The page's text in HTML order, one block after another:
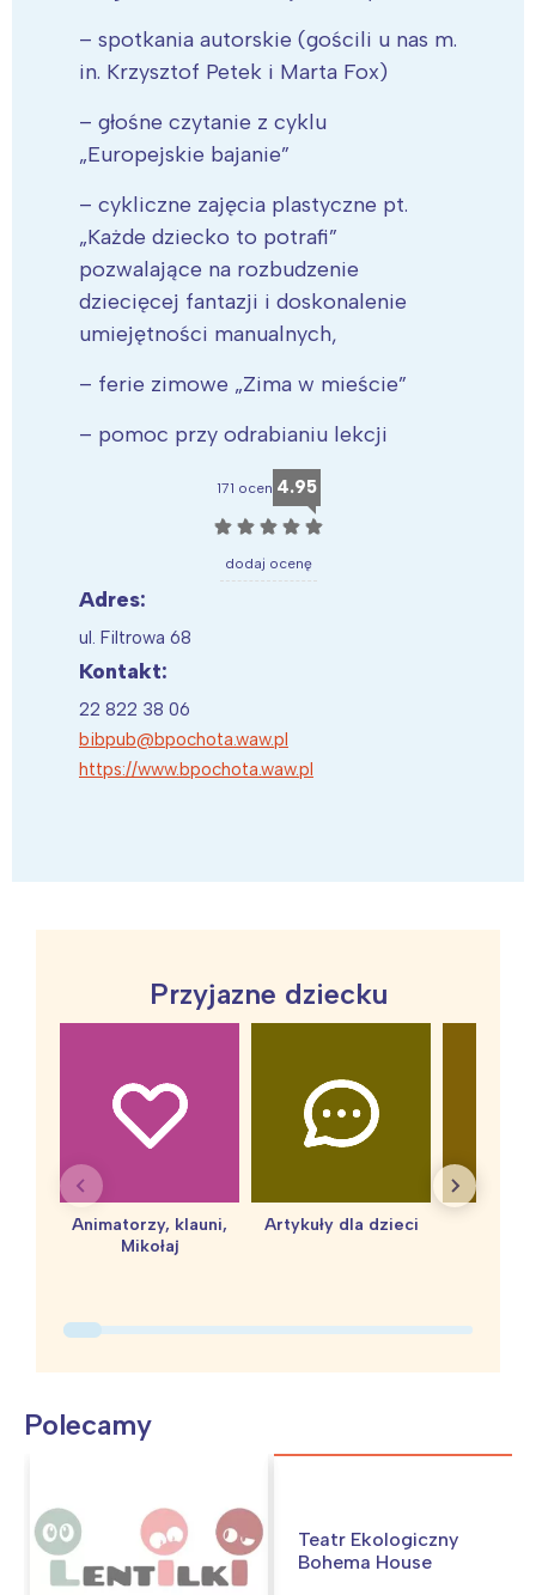
– spotkania autorskie (gościli u nas m.
in. Krzysztof Petek i Marta Fox)
– głośne czytanie z cyklu
„Europejskie bajanie”
– cykliczne zajęcia plastyczne pt.
„Każde dziecko to potrafi”
pozwalające na rozbudzenie
dziecięcej fantazji i doskonalenie
umiejętności manualnych,
– ferie zimowe „Zima w mieście”
– pomoc przy odrabianiu lekcji
171 ocen 4.95
☆ ☆ ☆ ☆ ☆
dodaj ocenę
Adres:
ul. Filtrowa 68
Kontakt:
22 822 38 06
bibpub@bpochota.waw.pl
https://www.bpochota.waw.pl
Przyjazne dziecku
Animatorzy, klauni,
Mikołaj
Artykuły dla dzieci
Polecamy
Teatr Ekologiczny
Bohema House